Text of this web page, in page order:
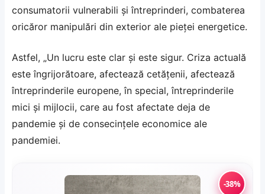
consumatorii vulnerabili și întreprinderi, combaterea
oricăror manipulări din exterior ale pieței energetice.
Astfel, „Un lucru este clar și este sigur. Criza actuală
este îngrijorătoare, afectează cetățenii, afectează
întreprinderile europene, în special, întreprinderile
mici și mijlocii, care au fost afectate deja de
pandemie și de consecințele economice ale
pandemiei.
-38%